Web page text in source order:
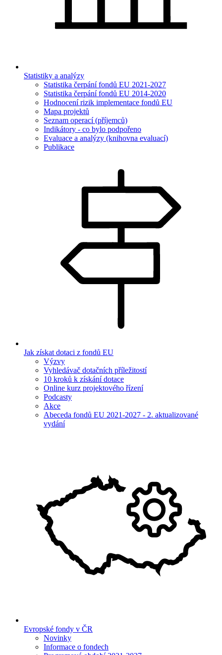
Statistiky a analýzy
Statistika čerpání fondů EU 2021-2027
Statistika čerpání fondů EU 2014-2020
Hodnocení rizik implementace fondů EU
Mapa projektů
Seznam operací (příjemců)
Indikátory - co bylo podpořeno
Evaluace a analýzy (knihovna evaluací)
Publikace
Jak získat dotaci z fondů EU
Výzvy
Vyhledávač dotačních příležitostí
10 kroků k získání dotace
Online kurz projektového řízení
Podcasty
Akce
Abeceda fondů EU 2021-2027 - 2. aktualizované
vydání
Evropské fondy v ČR
Novinky
Informace o fondech